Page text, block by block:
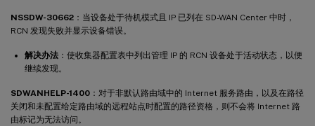
NSSDW-30662 ：当设备处于待机模式且 IP 已列在 SD-WAN Center 中时，
RCN 发现失败并显示设备错误。
解决办法 ：使收集器配置表中列出管理 IP 的 RCN 设备处于活动状态，以便
继续发现。
SDWANHELP-1400 ：对于非默认路由域中的 Internet 服务路由，以及在路径
关闭和未配置给定路由域的远程站点时配置的路径资格，则不会将 Internet 路
由标记为无法访问。